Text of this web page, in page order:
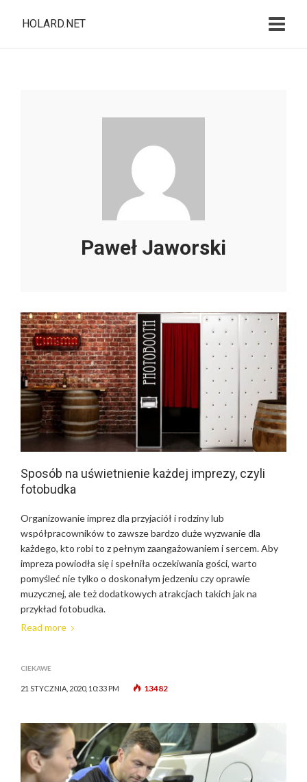
HOLARD.NET
Paweł Jaworski
Sposób na uświetnienie każdej imprezy, czyli
fotobudka
Organizowanie imprez dla przyjaciół i rodziny lub
współpracowników to zawsze bardzo duże wyzwanie dla
każdego, kto robi to z pełnym zaangażowaniem i sercem. Aby
impreza powiodła się i spełniła oczekiwania gości, warto
pomyśleć nie tylko o doskonałym jedzeniu czy oprawie
muzycznej, ale też dodatkowych atrakcjach takich jak na
przykład fotobudka.
Read more
CIEKAWE
21 STYCZNIA, 2020, 10:33 PM 13482